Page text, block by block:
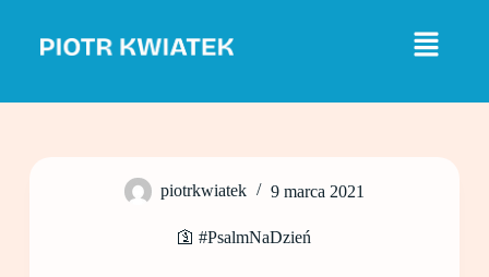
j
piotrkwiatek 9 marca 2021
🛐 #PsalmNaDzień